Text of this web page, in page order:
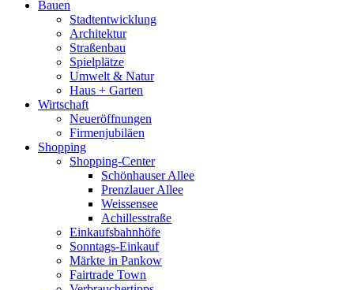
Bauen
Stadtentwicklung
Architektur
Straßenbau
Spielplätze
Umwelt & Natur
Haus + Garten
Wirtschaft
Neueröffnungen
Firmenjubiläen
Shopping
Shopping-Center
Schönhauser Allee
Prenzlauer Allee
Weissensee
Achillesstraße
Einkaufsbahnhöfe
Sonntags-Einkauf
Märkte in Pankow
Fairtrade Town